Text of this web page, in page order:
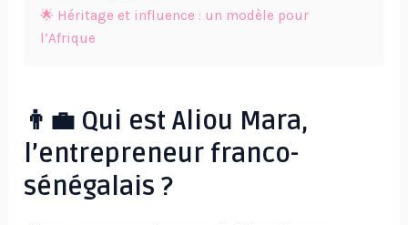
🌟 Héritage et influence : un modèle pour
l’Afrique
👨‍💼 Qui est Aliou Mara,
l’entrepreneur franco-
sénégalais ?